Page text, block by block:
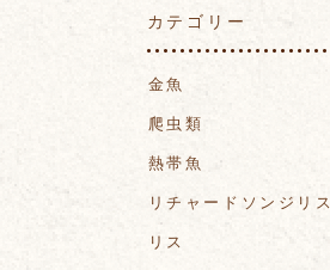
カテゴリー
金魚
爬虫類
熱帯魚
リチャードソンジリス
リス